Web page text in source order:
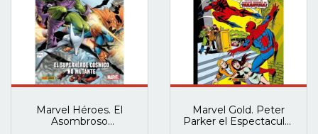
Marvel Héroes. El
Asombroso
Marvel Gold. Peter
Parker el Espectacular